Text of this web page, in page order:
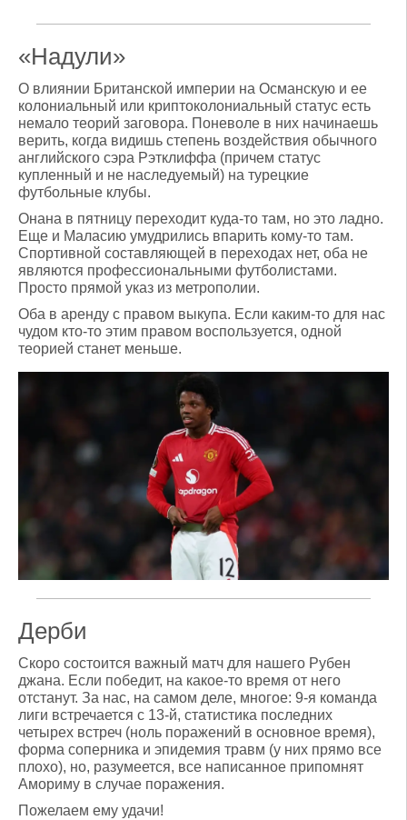
«Надули»
О влиянии Британской империи на Османскую и ее
колониальный или криптоколониальный статус есть
немало теорий заговора. Поневоле в них начинаешь
верить, когда видишь степень воздействия обычного
английского сэра Рэтклиффа (причем статус
купленный и не наследуемый) на турецкие
футбольные клубы.
Онана в пятницу переходит куда-то там, но это ладно.
Еще и Маласию умудрились впарить кому-то там.
Спортивной составляющей в переходах нет, оба не
являются профессиональными футболистами.
Просто прямой указ из метрополии.
Оба в аренду с правом выкупа. Если каким-то для нас
чудом кто-то этим правом воспользуется, одной
теорией станет меньше.
Дерби
Скоро состоится важный матч для нашего Рубен
джана. Если победит, на какое-то время от него
отстанут. За нас, на самом деле, многое: 9-я команда
лиги встречается с 13-й, статистика последних
четырех встреч (ноль поражений в основное время),
форма соперника и эпидемия травм (у них прямо все
плохо), но, разумеется, все написанное припомнят
Амориму в случае поражения.
Пожелаем ему удачи!